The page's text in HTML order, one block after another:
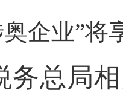
企业”将
总局相